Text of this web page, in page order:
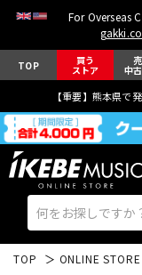
For Overseas
TOP 買う
ストア 中
【重要】熊本県で
TOP ONLINE STORE